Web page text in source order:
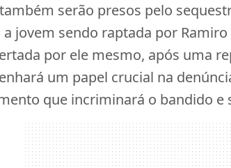
serão presos pelo
jovem sendo raptada por
por ele mesmo, após uma
um papel crucial na
que incriminará o bandido e